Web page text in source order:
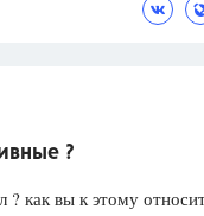
?
? как вы к этому